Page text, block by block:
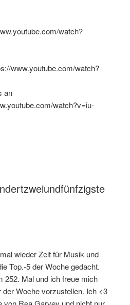
watch?
www.youtube.com/watch?
an
watch?v=iu-
wieder Zeit für Musik und
Top.-5 der Woche gedacht.
252. Mal und ich freue mich
Woche vorzustellen. Ich <3